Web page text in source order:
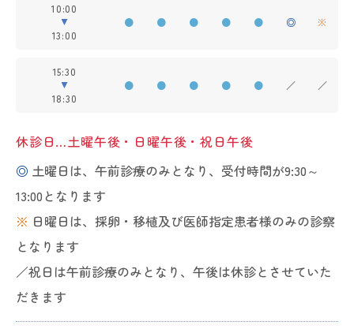
10:00
13:00
● ● ● ● ● ◎ ※
15:30
18:30
● ● ● ● ● ／ ／
休診日…土曜午後・日曜午後・祝日午後
◎ 土曜日は、午前診療のみとなり、受付時間が9:30～
13:00となります
※ 日曜日は、採卵・移植及び医師指定患者様のみの診察
となります
／祝日は午前診療のみとなり、午後は休診とさせていた
だきます